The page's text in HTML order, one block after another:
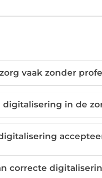
vaak zonder
in de
correcte